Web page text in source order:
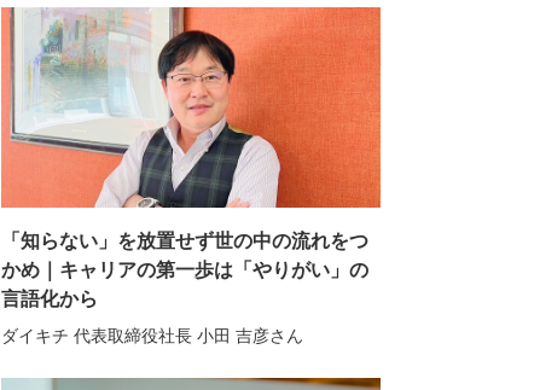
「知らない」を放置せず世の中の流れをつ
かめ｜キャリアの第一歩は「やりがい」の
言語化から
ダイキチ 代表取締役社長 小田 吉彦さん